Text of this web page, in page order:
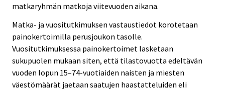
matkaryhmän matkoja viitevuoden aikana.
Matka- ja vuositutkimuksen vastaustiedot korotetaan
painokertoimilla perusjoukon tasolle.
Vuositutkimuksessa painokertoimet lasketaan
sukupuolen mukaan siten, että tilastovuotta edeltävän
vuoden lopun 15–74-vuotiaiden naisten ja miesten
väestömäärät jaetaan saatujen haastatteluiden eli